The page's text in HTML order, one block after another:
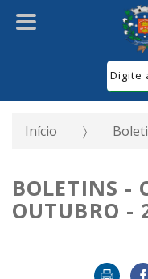
Início
BOLETINS -
OUTUBRO -